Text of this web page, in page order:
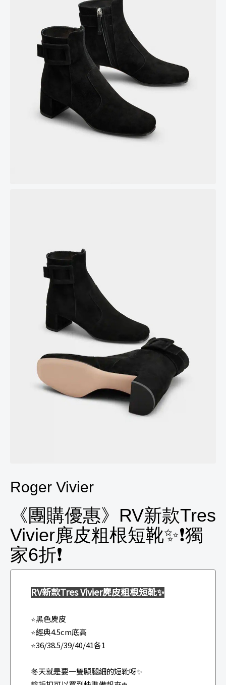
Roger Vivier
《團購優惠》RV新款Tres
Vivier麂皮粗根短靴✨❗獨
家6折❗
RV新款Tres Vivier麂皮粗根短靴✨
⭐黑色麂皮
⭐經典4.5cm底高
⭐36/38.5/39/40/41各1
冬天就是要一雙顯腿細的短靴呀✨